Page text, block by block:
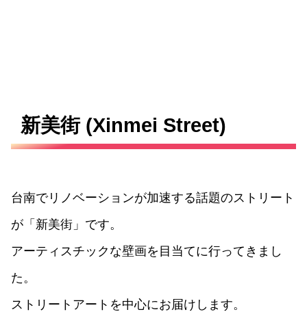
新美街 (Xinmei Street)
台南でリノベーションが加速する話題のストリート
が「新美街」です。
アーティスチックな壁画を目当てに行ってきまし
た。
ストリートアートを中心にお届けします。